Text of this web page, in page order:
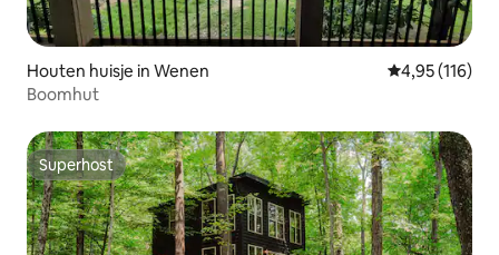
Houten huisje in Wenen Gemiddelde
4,95 (116)
Boomhut
Superhost
Superhost